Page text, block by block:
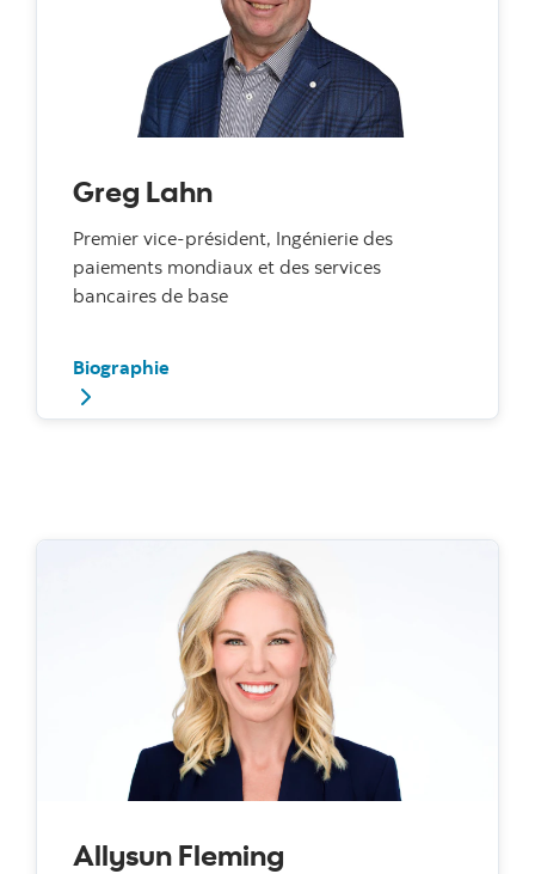
Greg Lahn
Premier vice-président, Ingénierie des
paiements mondiaux et des services
bancaires de base
Biographie
Allysun Fleming